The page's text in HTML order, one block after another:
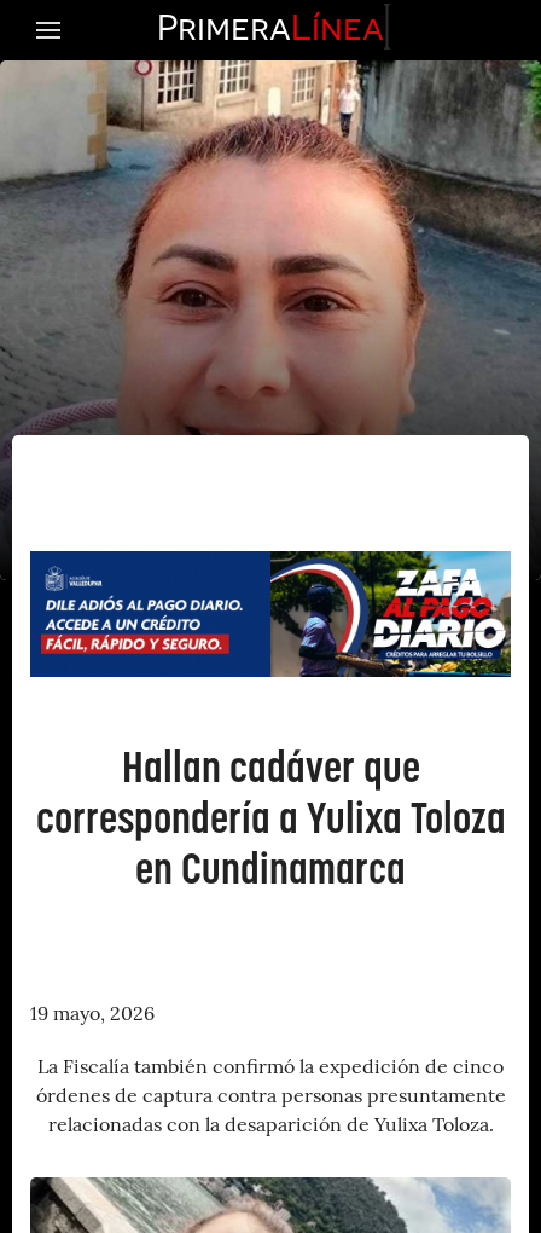
PrimeraLínea
Hallan cadáver que
correspondería a Yulixa Toloza
en Cundinamarca
19 mayo, 2026
La Fiscalía también confirmó la expedición de cinco
órdenes de captura contra personas presuntamente
relacionadas con la desaparición de Yulixa Toloza.